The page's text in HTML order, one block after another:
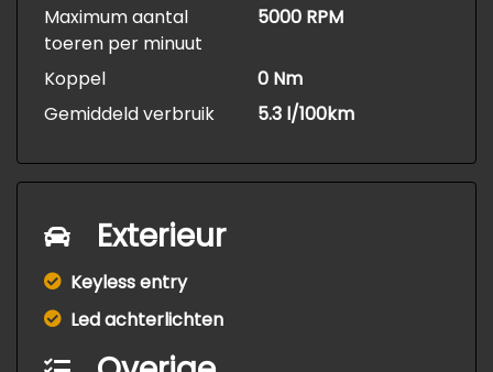
Maximum aantal
toeren per minuut
5000 RPM
Koppel
0 Nm
Gemiddeld verbruik
5.3 l/100km
Exterieur
Keyless entry
Led achterlichten